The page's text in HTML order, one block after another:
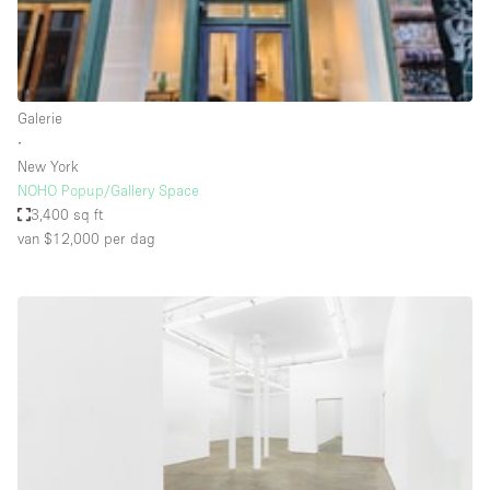
Haussmann-stijl
Industrieel
Internet
Keuken
Kledingrek
Leefruimte
Meerdere kamers
Galerie
∙
New York
NOHO Popup/Gallery Space
3,400 sq ft
van $12,000 per dag